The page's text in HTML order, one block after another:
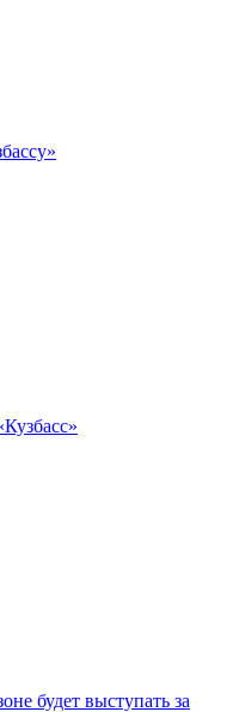
будет выступать за